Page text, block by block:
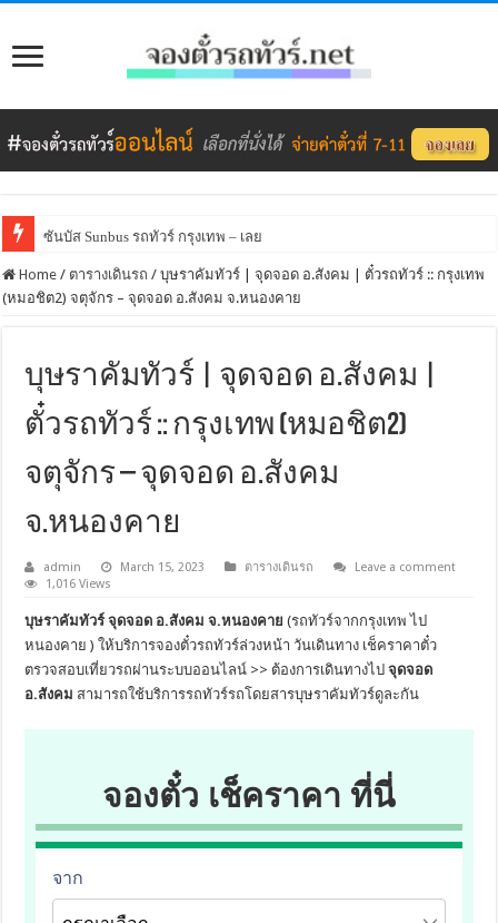
ซันบัส Sunbus รถทัวร์ กรุงเทพ – เลย
Home / ตารางเดินรถ / บุษราคัมทัวร์ | จุดจอด อ.สังคม | ตั๋วรถทัวร์ :: กรุงเทพ
(หมอชิต2) จตุจักร – จุดจอด อ.สังคม จ.หนองคาย
บุษราคัมทัวร์ | จุดจอด อ.สังคม |
ตั๋วรถทัวร์ :: กรุงเทพ (หมอชิต2)
จตุจักร – จุดจอด อ.สังคม
จ.หนองคาย
admin March 15, 2023 ตารางเดินรถ
Leave a comment
1,016 Views
บุษราคัมทัวร์ จุดจอด อ.สังคม จ.หนองคาย (รถทัวร์จากกรุงเทพ ไป
หนองคาย ) ให้บริการจองตั๋วรถทัวร์ล่วงหน้า วันเดินทาง เช็คราคาตั๋ว
ตรวจสอบเที่ยวรถผ่านระบบออนไลน์ >> ต้องการเดินทางไปจุดจอด
อ.สังคม สามารถใช้บริการรถทัวร์รถโดยสารบุษราคัมทัวร์ดูละกัน
จองตั๋ว เช็คราคา ที่นี่